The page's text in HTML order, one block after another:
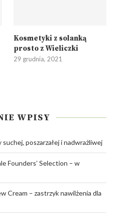
Kosmetyki z solanką
prosto z Wieliczki
29 grudnia, 2021
WPISY
poszarzałej i nadwrażliwej
Founders’ Selection – w
Cream – zastrzyk nawilżenia dla